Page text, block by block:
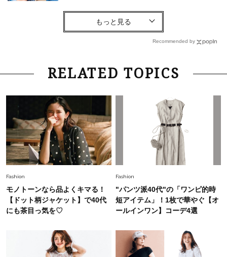
Fashion
【40代コンサバ派】白Tシャツは「パール×ゴー
Lifestyle 2026.7.29
「お若いですね」は褒め言葉？“若い＝美しい”と
ーレス連載22】
Lifestyle 2026.7.29
「人間、役に立たなきゃ生きてちゃいかんか？」
上野千鶴子先生が問い直す“理想の老後”の呪縛
【ジェンダー連載23】
2026.8.6
26年夏の【開運アクション】は”ひと拭き”習
慣！「金運アップ→トイレ、じゃあ底上げ運
Lifestyle
梅宮アンナさん 電撃婚から1年、家族の価値観
を育み中「理想の暮らしよりも今の心地よさを選
Recommended by
RELATED TOPICS
Fashion
モノトーンなら品よくキマる！
【ドット柄ジャケット】で40代
にも茶目っ気を♡
Fashion
"パンツ派40代"の「ワンピ的時
短アイテム」！1枚で華やぐ【オ
ールインワン】コーデ4選